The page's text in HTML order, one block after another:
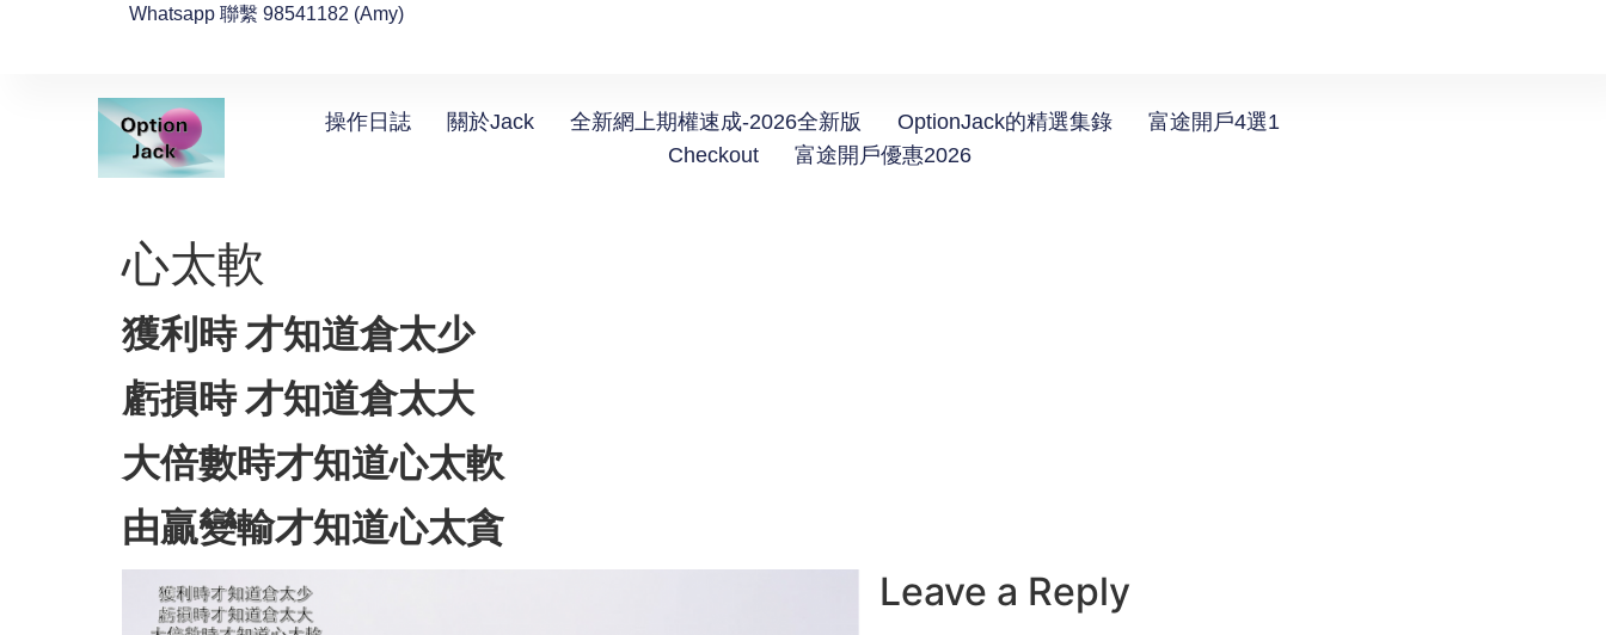
Whatsapp 聯繫 98541182 (Amy)
操作日誌 關於Jack 全新網上期權速成-2026全新版 OptionJack的精選集錄
富途開戶4選1
Checkout
富途開戶優惠2026
心太軟
獲利時 才知道倉太少
虧損時 才知道倉太大
大倍數時才知道心太軟
由贏變輸才知道心太貪
Leave a Reply